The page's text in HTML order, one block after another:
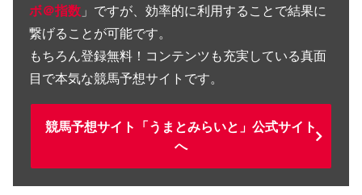
ボ＠指数 」ですが、効率的に利用することで結果に
繋げることが可能です。
もちろん登録無料！コンテンツも充実している真面
目で本気な競馬予想サイトです。
競馬予想サイト「うまとみらいと」公式サイト
へ